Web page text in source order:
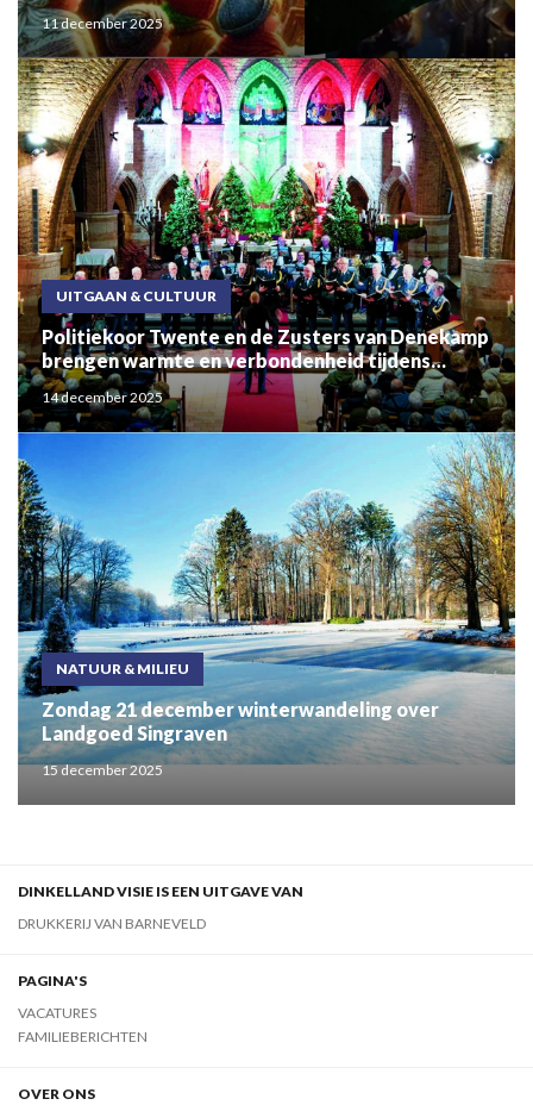
11 december 2025
UITGAAN & CULTUUR
Politiekoor Twente en de Zusters van Denekamp
brengen warmte en verbondenheid tijdens
sfeervol kerstconcert
14 december 2025
NATUUR & MILIEU
Zondag 21 december winterwandeling over
Landgoed Singraven
15 december 2025
DINKELLAND VISIE IS EEN UITGAVE VAN
DRUKKERIJ VAN BARNEVELD
PAGINA'S
VACATURES
FAMILIEBERICHTEN
OVER ONS